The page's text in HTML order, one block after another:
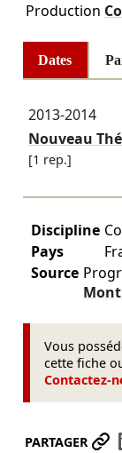
Production
Dates
2013-2014
Nouveau
[1 rep.]
Discipline
Pays
Source
Vous
cette fiche
Contactez-
PARTAGER